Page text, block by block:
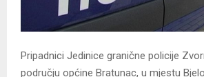
Pripadnici Jedinice granične policije
području općine Bratunac, u mjestu